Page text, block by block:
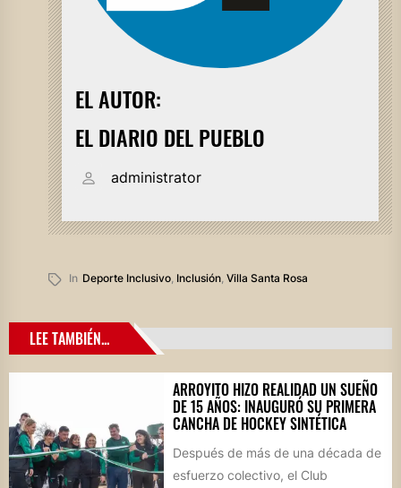
EL AUTOR:
EL DIARIO DEL PUEBLO
administrator
In Deporte Inclusivo, Inclusión, Villa Santa Rosa
LEE TAMBIÉN...
ARROYITO HIZO REALIDAD UN SUEÑO
DE 15 AÑOS: INAUGURÓ SU PRIMERA
CANCHA DE HOCKEY SINTÉTICA
Después de más de una década de
esfuerzo colectivo, el Club